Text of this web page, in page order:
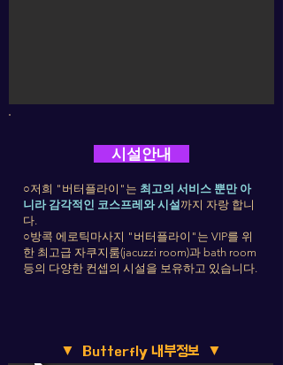
시설안내
○저희 "버터플라이"는 최고의 서비스 뿐만 아
니라 감각적인 코스프레와 시설까지 자랑 합니
다.
○방콕 에로틱마사지 "버터플라이"는 VIP를 위
한 최고급 자쿠지룸(jacuzzi room)과 bath room
등의 다양한 컨셉의 시설을 보유하고 있습니다.
▼ Butterfly 내부정보 ▼